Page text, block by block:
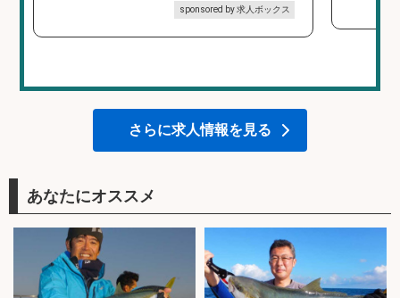
sponsored by 求人ボックス
さらに求人情報を見る
あなたにオススメ